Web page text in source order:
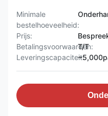
Minimale
bestelhoeveelheid:
Prijs:
Betalingsvoorwaarden:
T/T
Leveringscapaciteit: